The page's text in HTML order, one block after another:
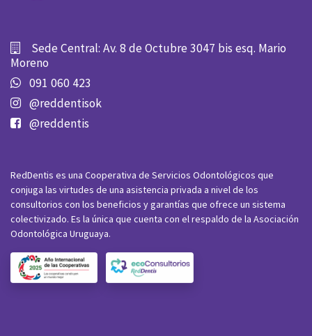
Sede Central: Av. 8 de Octubre 3047 bis esq. Mario
Moreno
091 060 423
@reddentisok
@reddentis
RedDentis es una Cooperativa de Servicios Odontológicos que
conjuga las virtudes de una asistencia privada a nivel de los
consultorios con los beneficios y garantías que ofrece un sistema
colectivizado. Es la única que cuenta con el respaldo de la Asociación
Odontológica Uruguaya.